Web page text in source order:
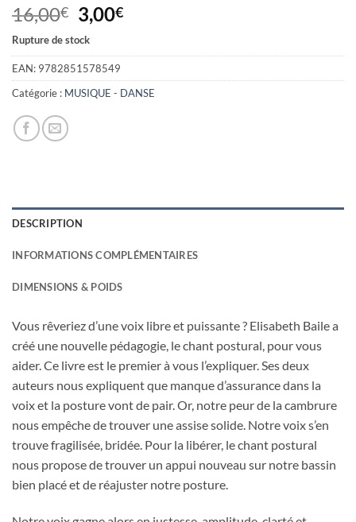
16,00€ Le
prix
initial
était :
16,00€.
3,00€Le
actuel
3,00€.
Rupture de stock
EAN: 9782851578549
Catégorie : MUSIQUE - DANSE
DESCRIPTION
INFORMATIONS COMPLÉMENTAIRES
DIMENSIONS & POIDS
Vous rêveriez d’une voix libre et puissante ? Elisabeth Baile a
créé une nouvelle pédagogie, le chant postural, pour vous
aider. Ce livre est le premier à vous l’expliquer. Ses deux
auteurs nous expliquent que manque d’assurance dans la
voix et la posture vont de pair. Or, notre peur de la cambrure
nous empêche de trouver une assise solide. Notre voix s’en
trouve fragilisée, bridée. Pour la libérer, le chant postural
nous propose de trouver un appui nouveau sur notre bassin
bien placé et de réajuster notre posture.